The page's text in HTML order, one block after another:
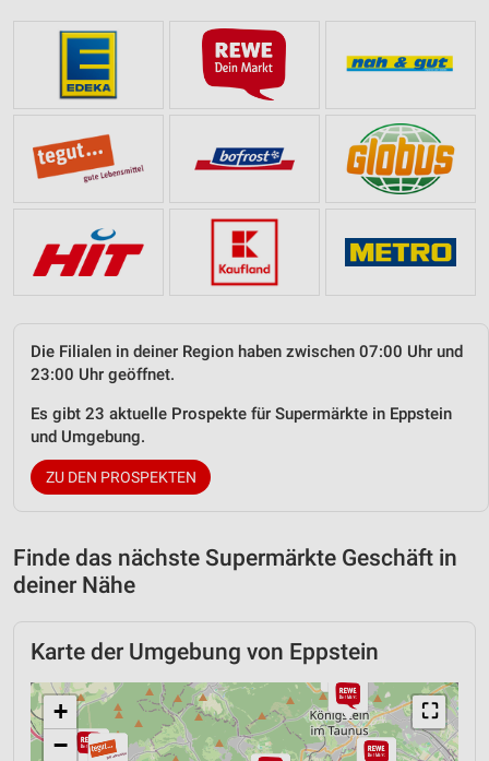
Die Filialen in deiner Region haben zwischen 07:00 Uhr und
23:00 Uhr geöffnet.
Es gibt 23 aktuelle Prospekte für Supermärkte in Eppstein
und Umgebung.
ZU DEN PROSPEKTEN
Finde das nächste Supermärkte Geschäft in
deiner Nähe
Karte der Umgebung von Eppstein
⛶
+
−